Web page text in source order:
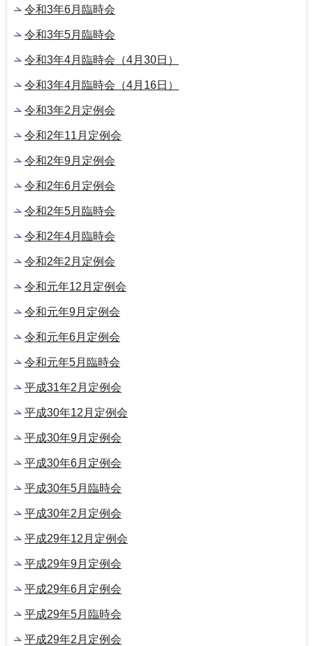
令和3年6月臨時会
令和3年5月臨時会
令和3年4月臨時会（4月30日）
令和3年4月臨時会（4月16日）
令和3年2月定例会
令和2年11月定例会
令和2年9月定例会
令和2年6月定例会
令和2年5月臨時会
令和2年4月臨時会
令和2年2月定例会
令和元年12月定例会
令和元年9月定例会
令和元年6月定例会
令和元年5月臨時会
平成31年2月定例会
平成30年12月定例会
平成30年9月定例会
平成30年6月定例会
平成30年5月臨時会
平成30年2月定例会
平成29年12月定例会
平成29年9月定例会
平成29年6月定例会
平成29年5月臨時会
平成29年2月定例会